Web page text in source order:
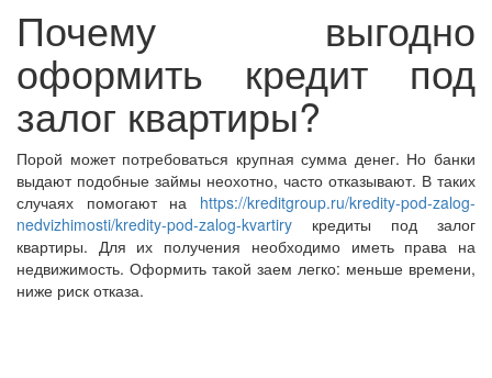
Почему выгодно
оформить кредит под
залог квартиры?
Порой может потребоваться крупная сумма денег. Но банки
выдают подобные займы неохотно, часто отказывают. В таких
случаях помогают на https://kreditgroup.ru/kredity-pod-zalog-
nedvizhimosti/kredity-pod-zalog-kvartiry кредиты под залог
квартиры. Для их получения необходимо иметь права на
недвижимость. Оформить такой заем легко: меньше времени,
ниже риск отказа.